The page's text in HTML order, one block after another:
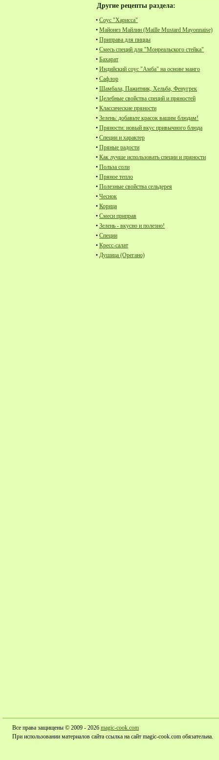
Другие рецепты раздела:
• Соус "Харисса"
• Майонез Майлин (Maille Mustard Mayonnaise)
• Приправа для пиццы
• Смесь специй для "Монреальского стейка"
• Бахарат
• Индийский соус "Амба" на основе манго
• Сафлор
• Шамбала, Пажитник, Хельба, Фенугрек
• Целебные свойства специй и пряностей
• Классические пряности
• Зелень: добавьте красок вашим блюдам!
• Пряности: новый вкус привычного блюда
• Специи и характер
• Пряные радости
• Как лучше использовать специи и пряности
• Польза соли
• Пряное тепло
• Полезные свойства сельдерея
• Чеснок
• Корица
• Смеси приправ
• Зелень - вкусно и полезно!
• Специи
• Кресс-салат
• Душица (Орегано)
Все права защищены © 2009 - 2026 magic-cook.com
При использовании материалов сайта ссылка на сайт magic-cook.com обязательна.